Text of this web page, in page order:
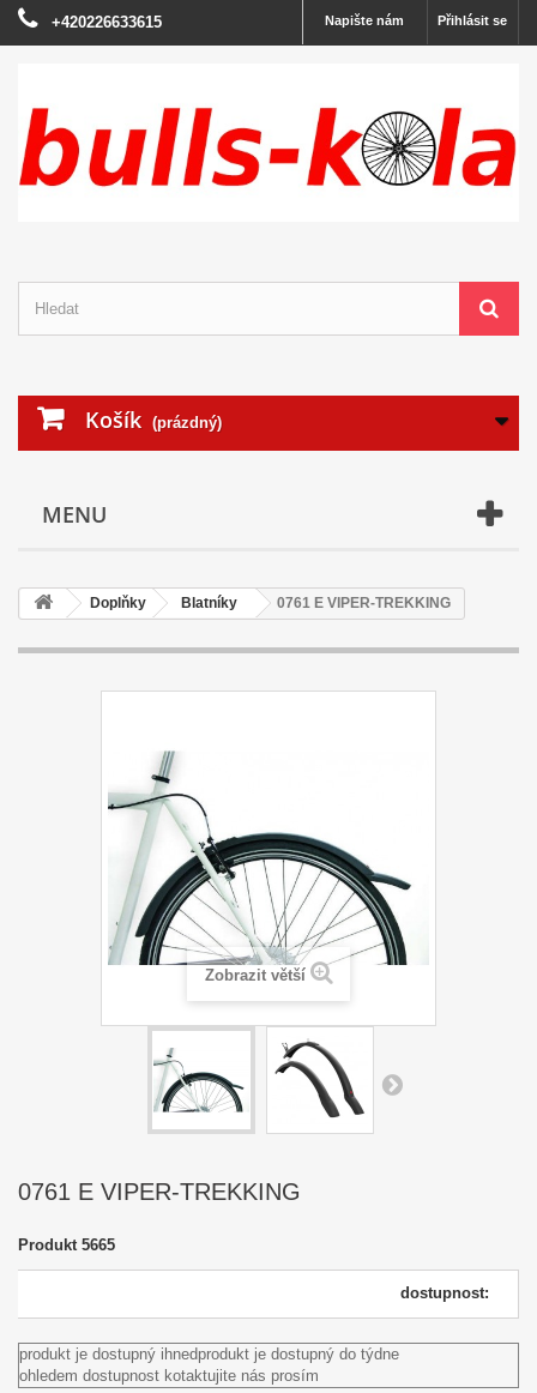
Přihlásit se
Napište nám
+420226633615
Košík (prázdný)
MENU
Doplňky Blatníky 0761 E VIPER-TREKKING
Zobrazit větší
0761 E VIPER-TREKKING
Produkt 5665
dostupnost:
produkt je dostupný ihnedprodukt je dostupný do týdne
ohledem dostupnost kotaktujite nás prosím